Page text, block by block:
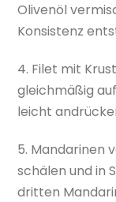
Olivenöl
Konsistenz
4. Filet mit
gleichmäßig
leicht
5. Mandarinen
schälen und in
dritten